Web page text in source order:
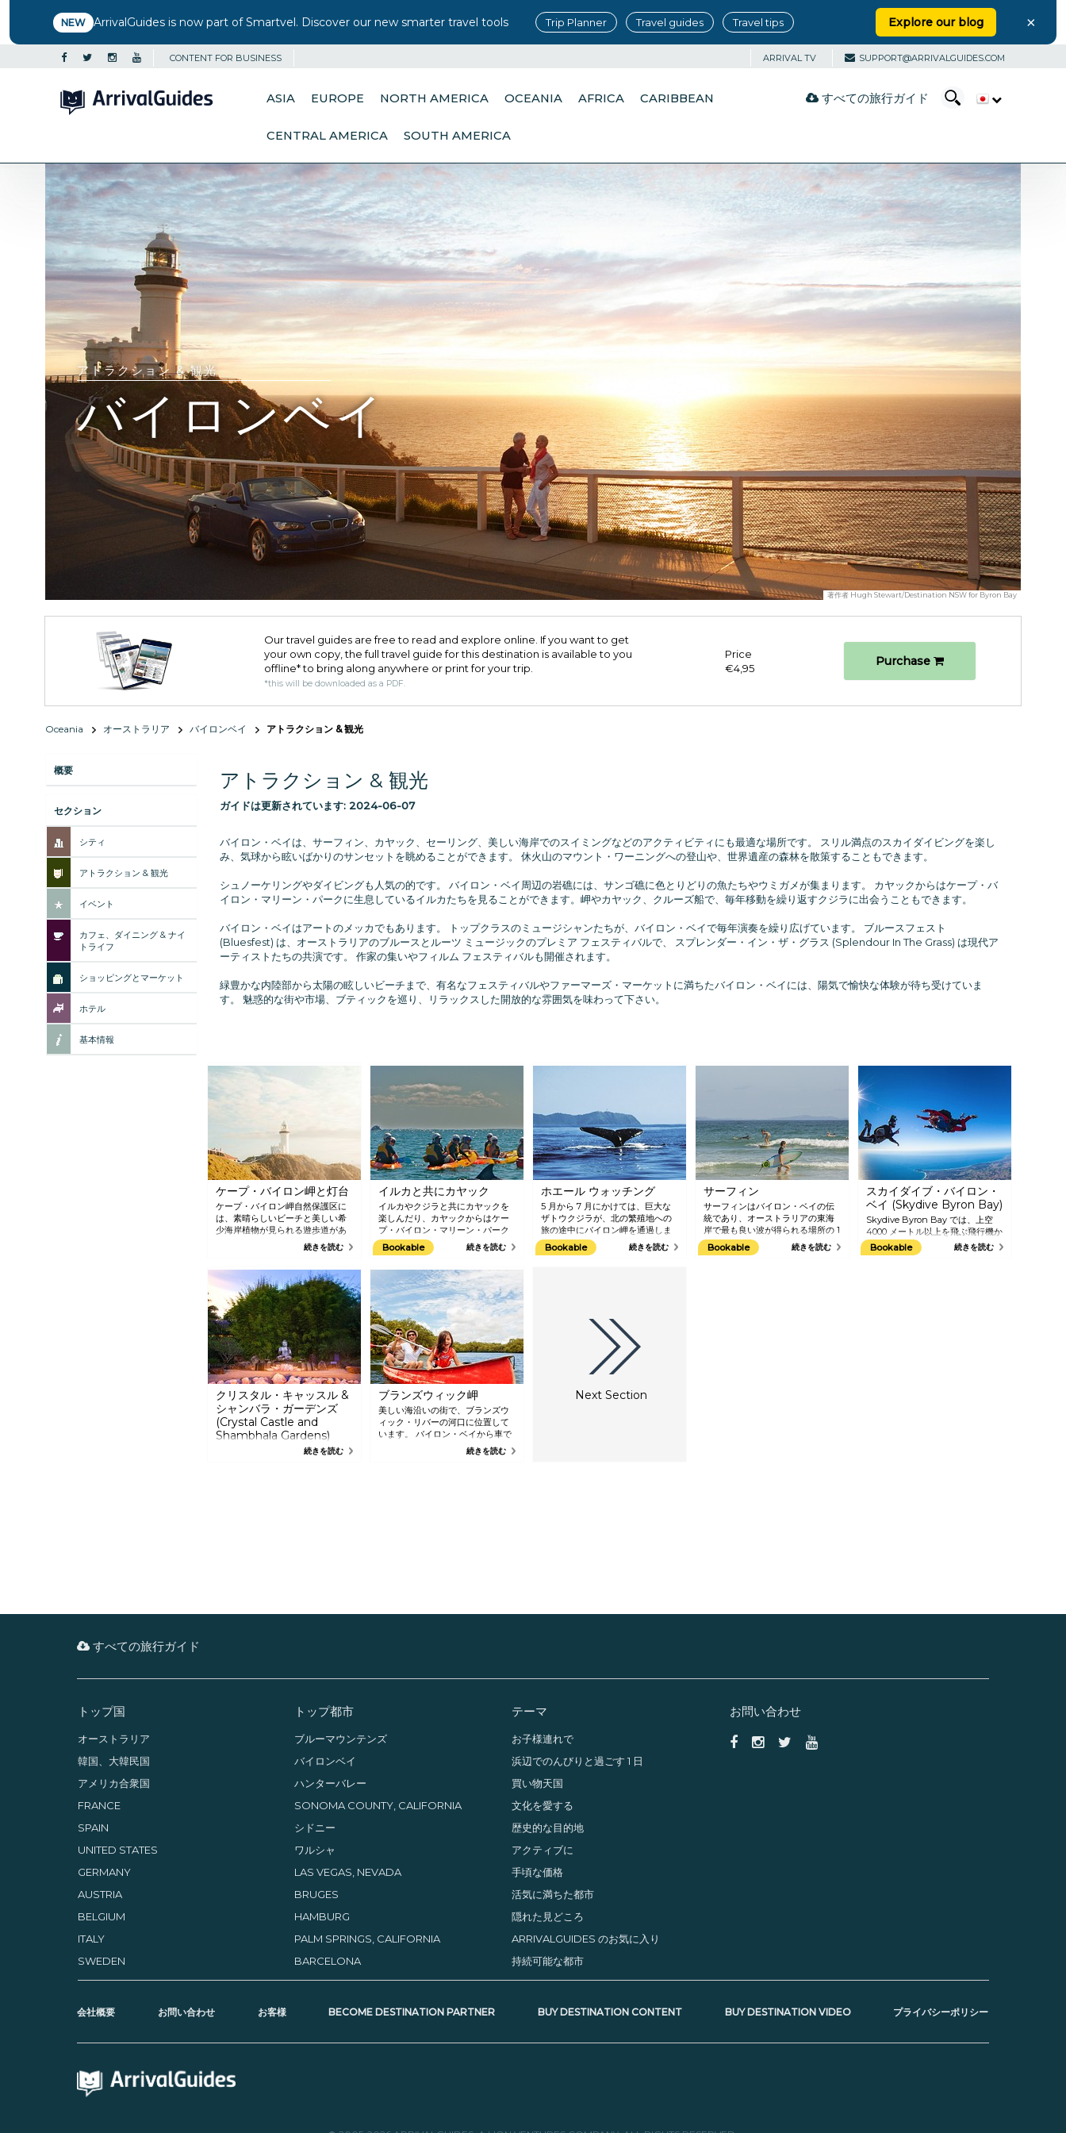
NEW ArrivalGuides is now part of Smartvel. Discover our new smarter travel tools Trip Planner Travel guides Travel tips Explore our blog ×
CONTENT FOR BUSINESS ARRIVAL TV SUPPORT@ARRIVALGUIDES.COM
ASIA EUROPE NORTH AMERICA OCEANIA AFRICA CARIBBEAN
CENTRAL AMERICA SOUTH AMERICA
すべての旅行ガイド
アトラクション & 観光
バイロンベイ
著作者 Hugh Stewart/Destination NSW for Byron Bay
Our travel guides are free to read and explore online. If you want to get
your own copy, the full travel guide for this destination is available to you
offline* to bring along anywhere or print for your trip.​
*this will be downloaded as a PDF.
Price
€4,95
Purchase
Oceania オーストラリア バイロンベイ アトラクション & 観光
概要
セクション
シティ
アトラクション & 観光
イベント
カフェ、ダイニング & ナイ
トライフ
ショッピングとマーケット
ホテル
基本情報
アトラクション & 観光
ガイドは更新されています: 2024-06-07
バイロン・ベイは、サーフィン、カヤック、セーリング、美しい海岸でのスイミングなどのアクティビティにも最適な場所です。 スリル満点のスカイダイビングを楽し
み、気球から眩いばかりのサンセットを眺めることができます。 休火山のマウント・ワーニングへの登山や、世界遺産の森林を散策することもできます。
シュノーケリングやダイビングも人気の的です。 バイロン・ベイ周辺の岩礁には、サンゴ礁に色とりどりの魚たちやウミガメが集まります。 カヤックからはケープ・バ
イロン・マリーン・パークに生息しているイルカたちを見ることができます。岬やカヤック、クルーズ船で、毎年移動を繰り返すクジラに出会うこともできます。
バイロン・ベイはアートのメッカでもあります。 トップクラスのミュージシャンたちが、バイロン・ベイで毎年演奏を繰り広げています。 ブルースフェスト
(Bluesfest) は、オーストラリアのブルースとルーツ ミュージックのプレミア フェスティバルで、 スプレンダー・イン・ザ・グラス (Splendour In The Grass) は現代ア
ーティストたちの共演です。 作家の集いやフィルム フェスティバルも開催されます。
緑豊かな内陸部から太陽の眩しいビーチまで、有名なフェスティバルやファーマーズ・マーケットに満ちたバイロン・ベイには、陽気で愉快な体験が待ち受けていま
す。 魅惑的な街や市場、ブティックを巡り、リラックスした開放的な雰囲気を味わって下さい。
ケープ・バイロン岬と灯台
ケープ・バイロン岬自然保護区に
は、素晴らしいビーチと美しい希
少海岸植物が見られる遊歩道があ
ります。 1901 年に建てられたケー
プ岬灯台は、オーストラリア本土
ン・マリーン・アークと太平洋か
ら緑豊かな内陸部まで、どちらを
向いてもその眺めは素晴らしく、
海岸とバイロン・ベイの岩肌が広
がっています。 季節によってイル
カ、ウミガメ、ワラビー、クジラ
に出会うことができます。 街では
輝く太陽の光を堪能できます。
続きを読む
イルカと共にカヤック
イルカやクジラと共にカヤックを
楽しんだり、カヤックからはケー
プ・バイロン・マリーン・パーク
に生息する緑色で首の長いウミガ
メと共に、隠れた火山性の岩礁で
きます。 ゴー・シー・カヤックは
地元のサーフ ライフ セーバーが所
有し運営しており、バイロン・ベ
イの歴史と土着の物語を楽しみな
がら、地域の野生生物のすぐ近く
まであなたを案内してくれます。
海岸に住み着いた巨大なせむしの
クジラを目にして、カヤックでバ
イロンの有名な海岸の 1 つに行っ
て、サーフィングをすることがで
きます。 これは忘れられない体験
となるでしょう。
Bookable 続きを読む
ホエール ウォッチング
5 月から 7 月にかけては、巨大な
ザトウクジラが、北の繁殖地への
旅の途中にバイロン岬を通過しま
す。 9 月から 11 月にかけて、幼い
子供と共に南下して大西洋に移動
ができます。
Bookable 続きを読む
サーフィン
サーフィンはバイロン・ベイの伝
統であり、オーストラリアの東海
岸で最も良い波が得られる場所の 1
つです。 初心者から上級者まで、
あらゆるレベルのサーファーに適
Bookable 続きを読む
スカイダイブ・バイロン・
ベイ (Skydive Byron Bay)
Skydive Byron Bay では、上空
4000 メートル以上を飛ぶ飛行機か
らの美しいバイロン・ベイの眺め
を楽しみ、60 秒間のアドレナリン
Bookable 続きを読む
クリスタル・キャッスル &
シャンバラ・ガーデンズ
(Crystal Castle and
Shambhala Gardens)
バイロンの内陸部を少し行くと、
(Kalachakra) 仏塔周辺のコラ・ウ
続きを読む
ブランズウィック岬
美しい海沿いの街で、ブランズウ
ィック・リバーの河口に位置して
います。 バイロン・ベイから車で
15 分のところにあるこの魅惑的な
街は、ブランズウィック岬ビーチ
続きを読む
Next Section
すべての旅行ガイド
トップ国
オーストラリア
韓国、大韓民国
アメリカ合衆国
FRANCE
SPAIN
UNITED STATES
GERMANY
AUSTRIA
BELGIUM
ITALY
SWEDEN
トップ都市
ブルーマウンテンズ
バイロンベイ
ハンターバレー
SONOMA COUNTY, CALIFORNIA
シドニー
ワルシャ
LAS VEGAS, NEVADA
BRUGES
HAMBURG
PALM SPRINGS, CALIFORNIA
BARCELONA
テーマ
お子様連れで
浜辺でのんびりと過ごす 1 日
買い物天国
文化を愛する
歴史的な目的地
アクティブに
手頃な価格
活気に満ちた都市
隠れた見どころ
ARRIVALGUIDES のお気に入り
持続可能な都市
お問い合わせ
会社概要­ お問い合わせ お客様 BECOME DESTINATION PARTNER BUY DESTINATION CONTENT BUY DESTINATION VIDEO プライバシーポリシー